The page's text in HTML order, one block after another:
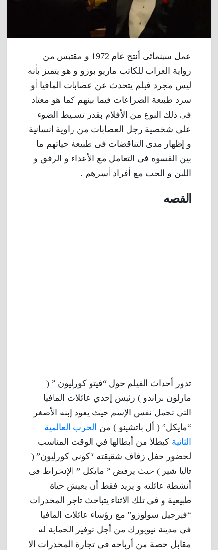
عمل سينمائى أنتج عام 1972 و مقتبس من
رواية العراب للكاتب ماريو بوزو و هو يتميز بأنه
ليس مجرد فيلم يتحدث عن عصابات المافيا أو
سرد طبيعة الصراعات فيما بينهم كما هو معتاد
فى ذلك النوع من الأفلام بقدر تسليط الضوء
على شخصية رجل العصابات من زاوية انسانية
و إظهار مدى التناقضات فى طبيعة حياتهم ما
بين القسوة فى التعامل مع الأعداء و الرفق و
اللين و الحب مع أفراد أسرهم .
القصه
تدور أحداث الفيلم حول “فيتو كورليون ” (
مارلون براندو ) رئيس إحدي عائلات المافيا
التى تحمل نفس الإسم حيث يعود إبنه الأصغر
“مايكل” ( أل باتشينو ) من الحرب العالمية
الثانية كبطلا من أبطالها في الوقت المناسب
لحضور حفل زفاف شقيقته “كوني كورليون” (
تاليا شير ) حيث يرفض ” مايكل ” الإنخراط فى
أنشطة عائلته و يريد فقط أن يعيش حياة
طبيعية و فى تلك الاثناء يتباحث تاجر المخدرات
“فيرجيل سولوزو” مع رؤساء عائلات المافيا
فى مدينة نيويورك من أجل توفير الحماية له
مقابل حصة من أرباحه فى تجارة المخدرات الا